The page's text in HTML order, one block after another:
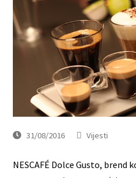
31/08/2016 Vijesti
NESCAFÉ Dolce Gusto,